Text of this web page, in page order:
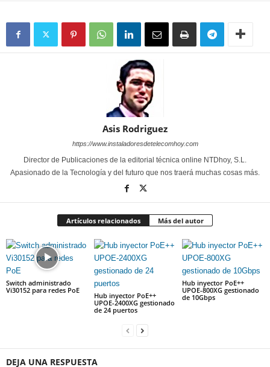
Asis Rodriguez
https://www.instaladoresdetelecomhoy.com
Director de Publicaciones de la editorial técnica online NTDhoy, S.L.
Apasionado de la Tecnología y del futuro que nos traerá muchas cosas más.
Artículos relacionados Más del autor
Switch administrado
Vi30152 para redes PoE
Hub inyector PoE++
UPOE-2400XG gestionado
de 24 puertos
Hub inyector PoE++
UPOE-800XG gestionado
de 10Gbps
DEJA UNA RESPUESTA